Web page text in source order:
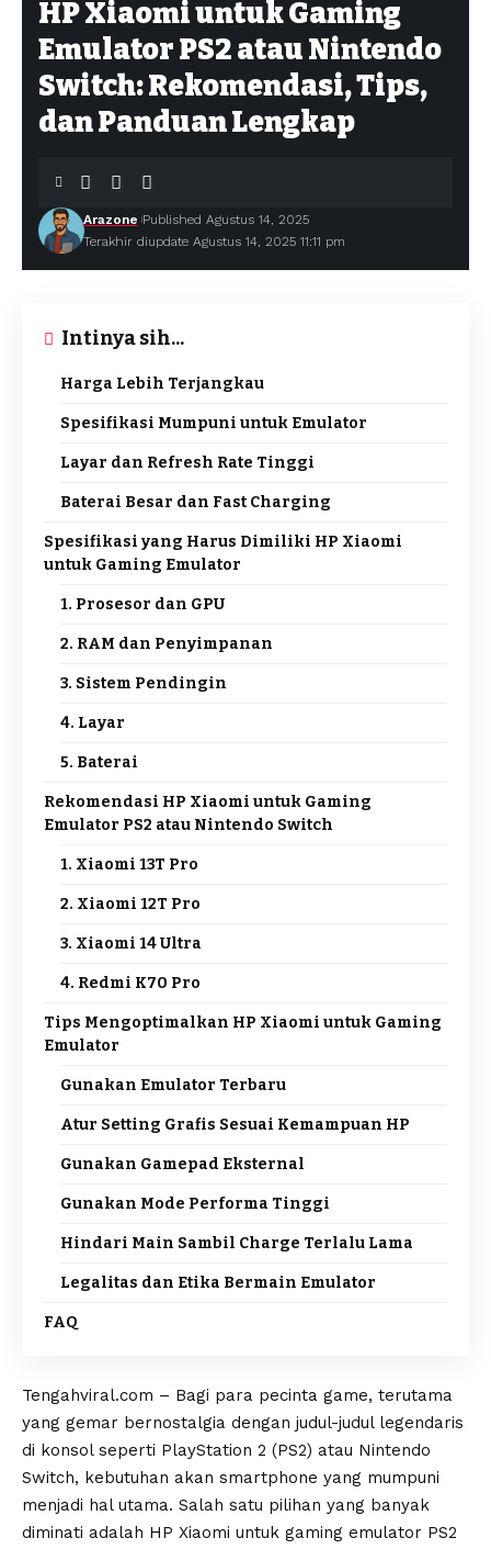
HP Xiaomi untuk Gaming
Emulator PS2 atau Nintendo
Switch: Rekomendasi, Tips,
dan Panduan Lengkap
Terakhir diupdate Agustus 14, 2025 11:11 pm
Arazone Published Agustus 14, 2025
Intinya sih...
Harga Lebih Terjangkau
Spesifikasi Mumpuni untuk Emulator
Layar dan Refresh Rate Tinggi
Baterai Besar dan Fast Charging
Spesifikasi yang Harus Dimiliki HP Xiaomi
untuk Gaming Emulator
1. Prosesor dan GPU
2. RAM dan Penyimpanan
3. Sistem Pendingin
4. Layar
5. Baterai
Rekomendasi HP Xiaomi untuk Gaming
Emulator PS2 atau Nintendo Switch
1. Xiaomi 13T Pro
2. Xiaomi 12T Pro
3. Xiaomi 14 Ultra
4. Redmi K70 Pro
Tips Mengoptimalkan HP Xiaomi untuk Gaming
Emulator
Gunakan Emulator Terbaru
Atur Setting Grafis Sesuai Kemampuan HP
Gunakan Gamepad Eksternal
Gunakan Mode Performa Tinggi
Hindari Main Sambil Charge Terlalu Lama
Legalitas dan Etika Bermain Emulator
FAQ
Tengahviral.com – Bagi para pecinta game, terutama
yang gemar bernostalgia dengan judul-judul legendaris
di konsol seperti PlayStation 2 (PS2) atau Nintendo
Switch, kebutuhan akan smartphone yang mumpuni
menjadi hal utama. Salah satu pilihan yang banyak
diminati adalah HP Xiaomi untuk gaming emulator PS2